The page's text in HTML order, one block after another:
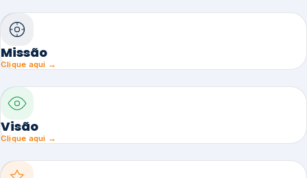
Missão
Clique aqui →
Visão
Clique aqui →